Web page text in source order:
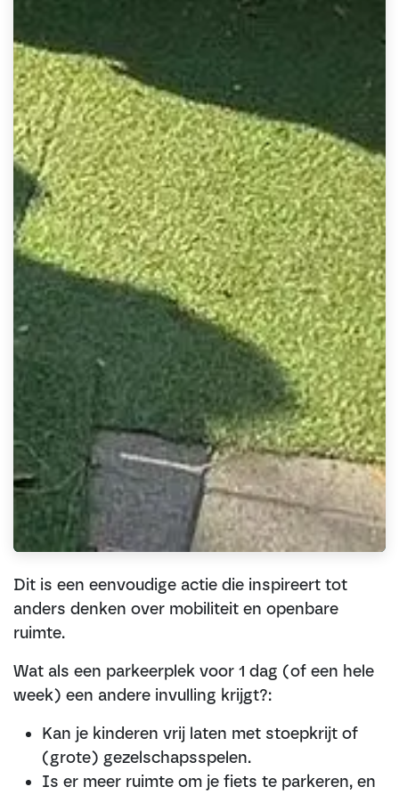
Dit is een eenvoudige actie die inspireert tot
anders denken over mobiliteit en openbare
ruimte.
Wat als een parkeerplek voor 1 dag (of een hele
week) een andere invulling krijgt?:
Kan je kinderen vrij laten met stoepkrijt of
(grote) gezelschapsspelen.
Is er meer ruimte om je fiets te parkeren, en